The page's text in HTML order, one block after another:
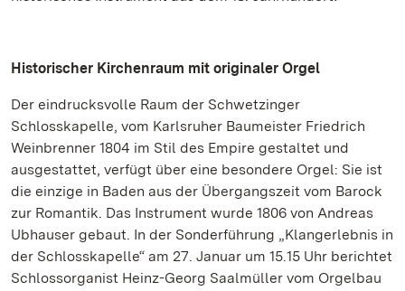
Historischer Kirchenraum mit originaler Orgel
Der eindrucksvolle Raum der Schwetzinger
Schlosskapelle, vom Karlsruher Baumeister Friedrich
Weinbrenner 1804 im Stil des Empire gestaltet und
ausgestattet, verfügt über eine besondere Orgel: Sie ist
die einzige in Baden aus der Übergangszeit vom Barock
zur Romantik. Das Instrument wurde 1806 von Andreas
Ubhauser gebaut. In der Sonderführung „Klangerlebnis in
der Schlosskapelle“ am 27. Januar um 15.15 Uhr berichtet
Schlossorganist Heinz-Georg Saalmüller vom Orgelbau